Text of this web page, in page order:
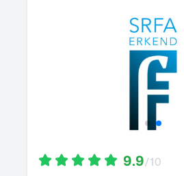
9.9/10